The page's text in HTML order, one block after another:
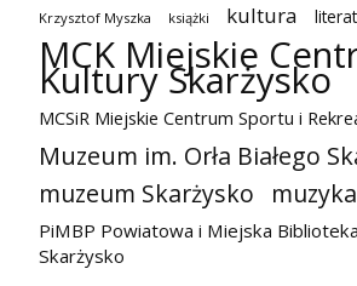
Krzysztof Myszka książki kultura
MCK Miejskie
Kultury Skarżysko
MCSiR Miejskie Centrum Sportu i
Muzeum im. Orła Białego
muzeum Skarżysko
muzyka
PiMBP Powiatowa i Miejska
Skarżysko